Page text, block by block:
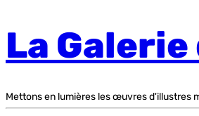
La
Mettons en lumières les œuvres d'illustres